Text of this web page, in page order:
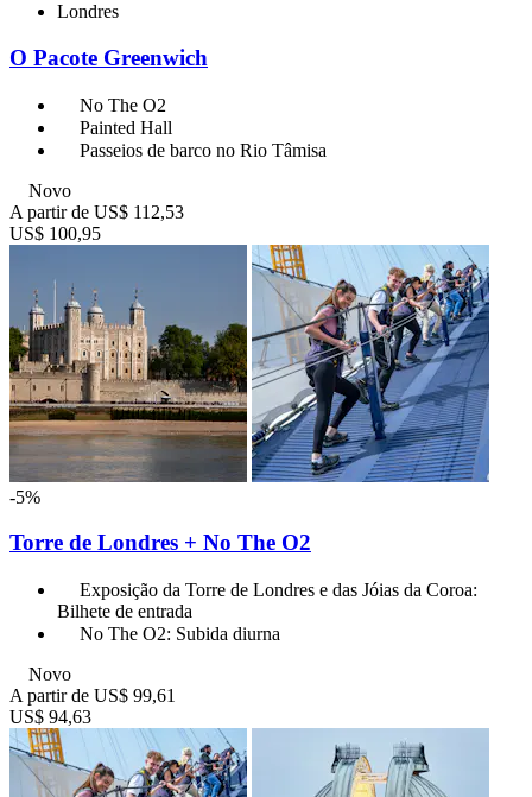
Londres
O Pacote Greenwich
No The O2
Painted Hall
Passeios de barco no Rio Tâmisa
Novo
A partir de US$ 112,53
US$ 100,95
-5%
Torre de Londres + No The O2
Exposição da Torre de Londres e das Jóias da Coroa:
Bilhete de entrada
No The O2: Subida diurna
Novo
A partir de US$ 99,61
US$ 94,63